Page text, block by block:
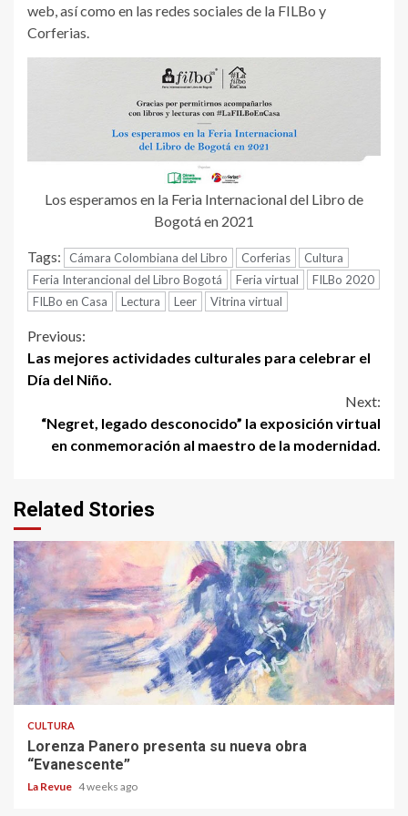
web, así como en las redes sociales de la FILBo y
Corferias.
Los esperamos en la Feria Internacional del Libro de
Bogotá en 2021
Tags: Cámara Colombiana del Libro Corferias
Cultura
Feria Interancional del Libro Bogotá
Feria virtual
FILBo 2020
FILBo en Casa
Lectura Leer Vitrina virtual
Continue
Reading
Previous:
Las mejores actividades culturales para celebrar el
Día del Niño.
Next:
“Negret, legado desconocido” la exposición virtual
en conmemoración al maestro de la modernidad.
Related Stories
CULTURA
Lorenza Panero presenta su nueva obra
“Evanescente”
La Revue 4 weeks ago